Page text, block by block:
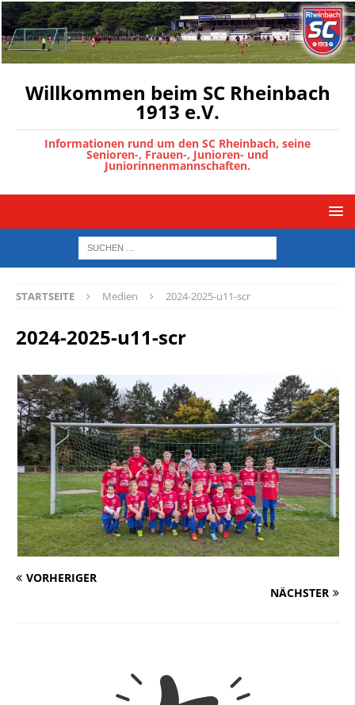
Willkommen beim SC Rheinbach
1913 e.V.
Informationen rund um den SC Rheinbach, seine
Senioren-, Frauen-, Junioren- und
Juniorinnenmannschaften.
STARTSEITE Medien 2024-2025-u11-scr
2024-2025-u11-scr
VORHERIGER
NÄCHSTER